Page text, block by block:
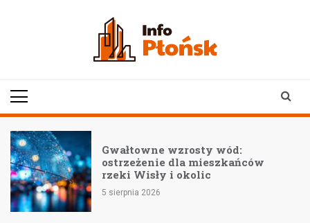
Gwałtowne wzrosty wód:
ostrzeżenie dla mieszkańców
rzeki Wisły i okolic
5 sierpnia 2026